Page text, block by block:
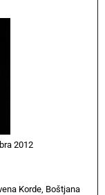
2012
Korde, Boštjana